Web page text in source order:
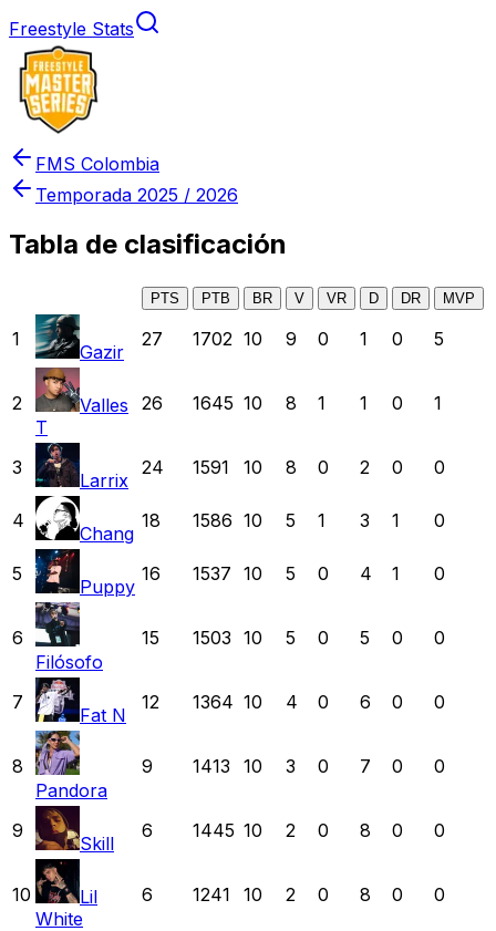
Freestyle Stats
FMS Colombia
Temporada 2025 / 2026
Tabla de clasificación
PTS PTB BR V VR D DR MVP
1
Gazir
27 1702 10 9 0 1 0 5
2
Valles
T
26 1645 10 8 1 1 0 1
3
Larrix
24 1591 10 8 0 2 0 0
4
Chang
18 1586 10 5 1 3 1 0
5
Puppy
16 1537 10 5 0 4 1 0
6
Filósofo
15 1503 10 5 0 5 0 0
7
Fat N
12 1364 10 4 0 6 0 0
8
Pandora
9 1413 10 3 0 7 0 0
9
Skill
6 1445 10 2 0 8 0 0
10
Lil
White
6 1241 10 2 0 8 0 0